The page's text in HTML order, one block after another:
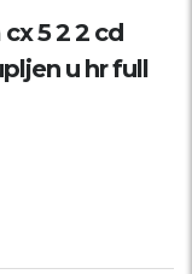
5 2 2 cd
u hr full